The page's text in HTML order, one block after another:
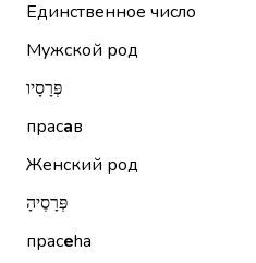
Единственное число
Мужской род
פְּרָסָיו
прасав
Женский род
פְּרָסֶיהָ
прасеhа